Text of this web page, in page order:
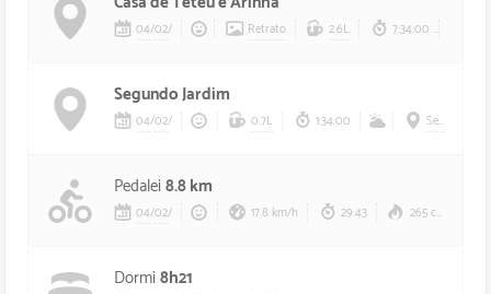
04/02/ Retrato 2.6L 7:34:00
Segundo Jardim
04/02/ 0.7L 1:34:00 Segundo Jardim
Pedalei8.8 km
04/02/ 17.8 km/h 29:43 265 calorias
Dormi8h21